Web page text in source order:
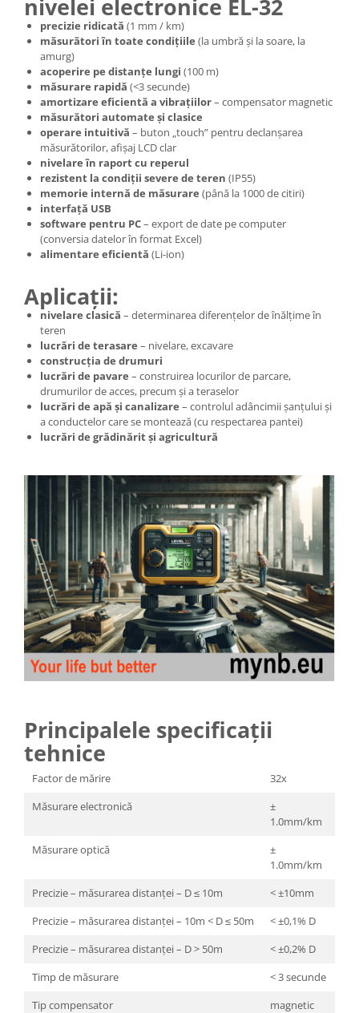
nivelei electronice EL-32
precizie ridicată (1 mm / km)
măsurători în toate condițiile (la umbră și la soare, la
amurg)
acoperire pe distanțe lungi (100 m)
măsurare rapidă (<3 secunde)
amortizare eficientă a vibrațiilor– compensator magnetic
măsurători automate și clasice
operare intuitivă – buton „touch” pentru declanșarea
măsurătorilor, afișaj LCD clar
nivelare în raport cu reperul
rezistent la condiții severe de teren (IP55)
memorie internă de măsurare (până la 1000 de citiri)
interfață USB
software pentru PC– export de date pe computer
(conversia datelor în format Excel)
alimentare eficientă (Li-ion)
Aplicații:
nivelare clasică – determinarea diferențelor de înălțime în
teren
lucrări de terasare – nivelare, excavare
construcția de drumuri
lucrări de pavare – construirea locurilor de parcare,
drumurilor de acces, precum și a teraselor
lucrări de apă și canalizare – controlul adâncimii șanțului și
a conductelor care se montează (cu respectarea pantei)
lucrări de grădinărit și agricultură
Principalele specificații
tehnice
Factor de mărire
32x
Măsurare electronică
±
1.0mm/km
Măsurare optică
±
1.0mm/km
Precizie – măsurarea distanței – D ≤ 10m
< ±10mm
Precizie – măsurarea distanței – 10m < D ≤ 50m
< ±0,1% D
Precizie – măsurarea distanței – D > 50m
< ±0,2% D
Timp de măsurare
< 3 secunde
Tip compensator
magnetic